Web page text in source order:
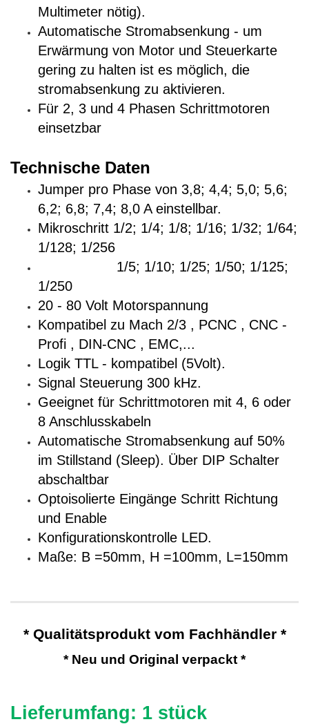
Multimeter nötig).
Automatische Stromabsenkung - um
Erwärmung von Motor und Steuerkarte
gering zu halten ist es möglich, die
stromabsenkung zu aktivieren.
Für 2, 3 und 4 Phasen Schrittmotoren
einsetzbar
Technische Daten
Jumper pro Phase von 3,8; 4,4; 5,0; 5,6;
6,2; 6,8; 7,4; 8,0 A einstellbar.
Mikroschritt 1/2; 1/4; 1/8; 1/16; 1/32; 1/64;
1/128; 1/256
1/5; 1/10; 1/25; 1/50; 1/125;
1/250
20 - 80 Volt Motorspannung
Kompatibel zu Mach 2/3 , PCNC , CNC -
Profi , DIN-CNC , EMC,...
Logik TTL - kompatibel (5Volt).
Signal Steuerung 300 kHz.
Geeignet für Schrittmotoren mit 4, 6 oder
8 Anschlusskabeln
Automatische Stromabsenkung auf 50%
im Stillstand (Sleep). Über DIP Schalter
abschaltbar
Optoisolierte Eingänge Schritt Richtung
und Enable
Konfigurationskontrolle LED.
Maße: B =50mm, H =100mm, L=150mm
* Qualitätsprodukt vom Fachhändler *
* Neu und Original verpackt *
Lieferumfang: 1 stück